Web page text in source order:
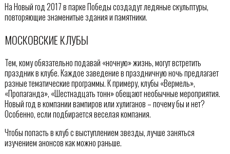
На Новый год 2017 в парке Победы создадут ледяные скульптуры,
повторяющие знаменитые здания и памятники.
МОСКОВСКИЕ КЛУБЫ
Тем, кому обязательно подавай «ночную» жизнь, могут встретить
праздник в клубе. Каждое заведение в праздничную ночь предлагает
разные тематические программы. К примеру, клубы «Вермель»,
«Пропаганда», «Шестнадцать тонн» обещают необычные мероприятия.
Новый год в компании вампиров или хулиганов – почему бы и нет?
Особенно, если подбирается веселая компания.
Чтобы попасть в клуб с выступлением звезды, лучше заняться
изучением анонсов как можно раньше.